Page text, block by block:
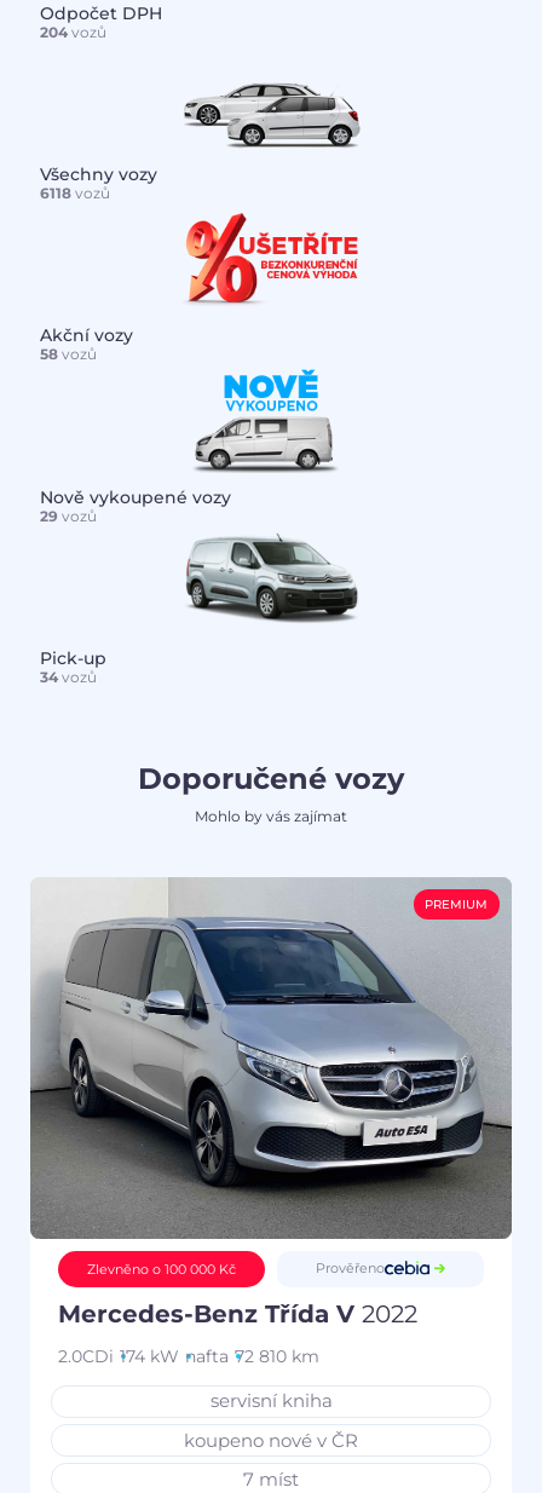
Odpočet DPH
204vozů
Všechny vozy
6118vozů
Akční vozy
58vozů
Nově vykoupené vozy
29 vozů
Pick-up
34vozů
Doporučené vozy
Mohlo by vás zajímat
PREMIUM
Zlevněno o 100 000 Kč Prověřeno
Mercedes-Benz Třída V 2022
2.0CDi 174 kW nafta 72 810 km
servisní kniha
koupeno nové v ČR
7 míst